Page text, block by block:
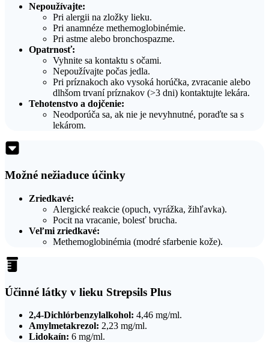
Nepoužívajte:
Pri alergii na zložky lieku.
Pri anamnéze methemoglobinémie.
Pri astme alebo bronchospazme.
Opatrnosť:
Vyhnite sa kontaktu s očami.
Nepoužívajte počas jedla.
Pri príznakoch ako vysoká horúčka, zvracanie alebo
dlhšom trvaní príznakov (>3 dni) kontaktujte lekára.
Tehotenstvo a dojčenie:
Neodporúča sa, ak nie je nevyhnutné, poraďte sa s
lekárom.
Možné nežiaduce účinky
Zriedkavé:
Alergické reakcie (opuch, vyrážka, žihľavka).
Pocit na vracanie, bolesť brucha.
Veľmi zriedkavé:
Methemoglobinémia (modré sfarbenie kože).
Účinné látky v lieku Strepsils Plus
2,4-Dichlórbenzylalkohol: 4,46 mg/ml.
Amylmetakrezol: 2,23 mg/ml.
Lidokaín: 6 mg/ml.